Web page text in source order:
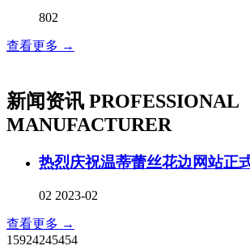
802
查看更多 →
新闻资讯 PROFESSIONAL
MANUFACTURER
热烈庆祝温蒂蕾丝花边网站正
02 2023-02
查看更多 →
15924245454